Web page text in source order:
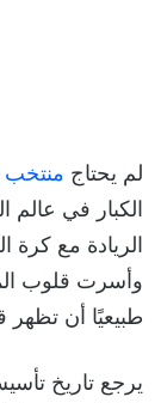
لم يحتاج منتخب
الكبار في عالم
الريادة مع كرة
وأسرت قلوب
طبيعيًا أن تظهر
يرجع تاريخ